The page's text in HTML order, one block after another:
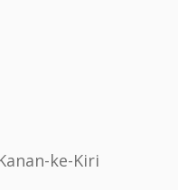
ke-Kiri